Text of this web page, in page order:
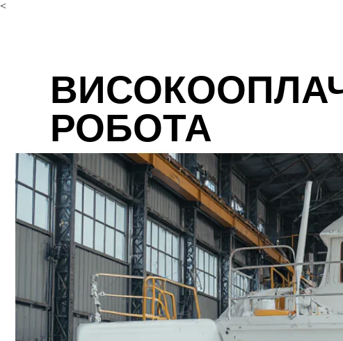
<
РОБОТА